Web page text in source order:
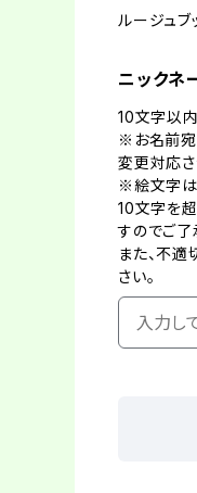
ルージュブ
ニックネ
10文字以内
※お名前宛
変更対応さ
※絵文字は
10文字を
すのでご了
また、不
さい。